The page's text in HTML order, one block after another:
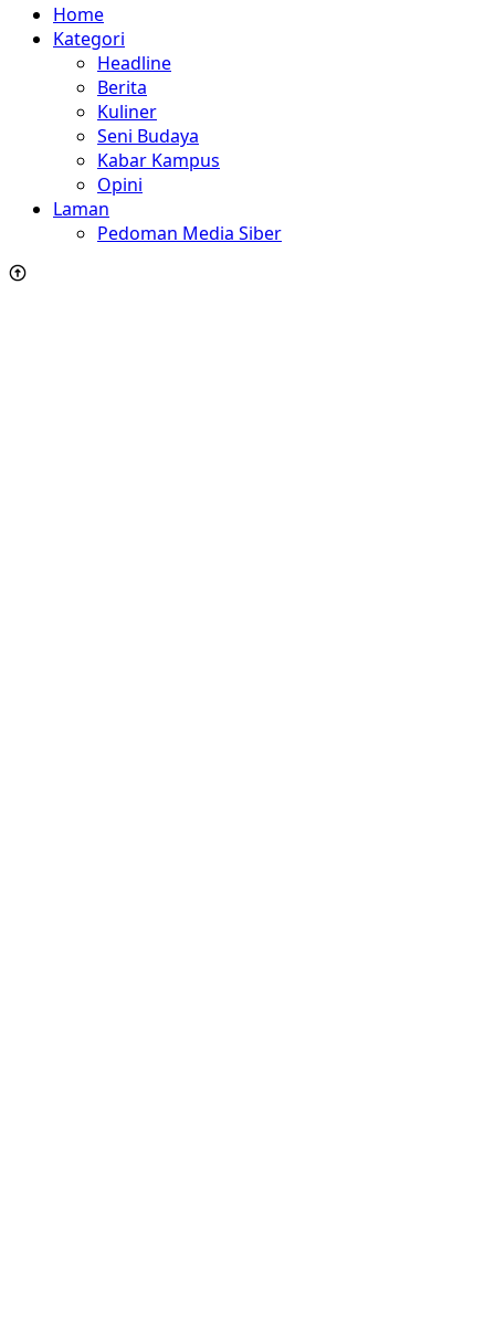
Home
Kategori
Headline
Berita
Kuliner
Seni Budaya
Kabar Kampus
Opini
Laman
Pedoman Media Siber